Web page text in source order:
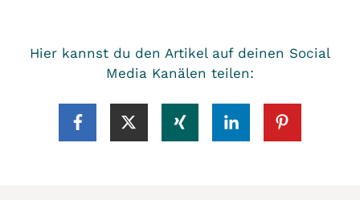
Hier kannst du den Artikel auf deinen Social
Media Kanälen teilen: